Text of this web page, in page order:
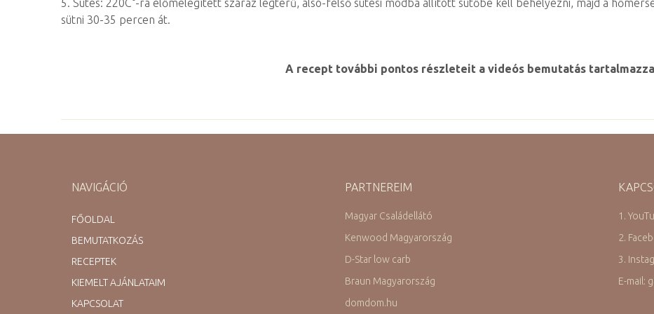
5. Sütés: 220C°-ra előmelegített száraz légterű, alsó-felső sütési módba állított sütőbe kell behelyezni, majd a
sütni 30-35 percen át.
A recept további pontos részleteit a videós bemutatás
NAVIGÁCIÓ
FŐOLDAL
BEMUTATKOZÁS
RECEPTEK
KIEMELT AJÁNLATAIM
KAPCSOLAT
PARTNEREIM
Magyar Családellátó
Kenwood Magyarország
D-Star low carb
Braun Magyarország
domdom.hu
1.
2.
3.
E-mail: